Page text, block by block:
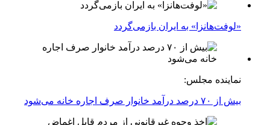
«لوفت‌هانزا» به ایران بازمی‌گردد
نماینده مجلس:
بیش از ۷۰ درصد درآمد خانوار صرف اجاره خانه می‌شود